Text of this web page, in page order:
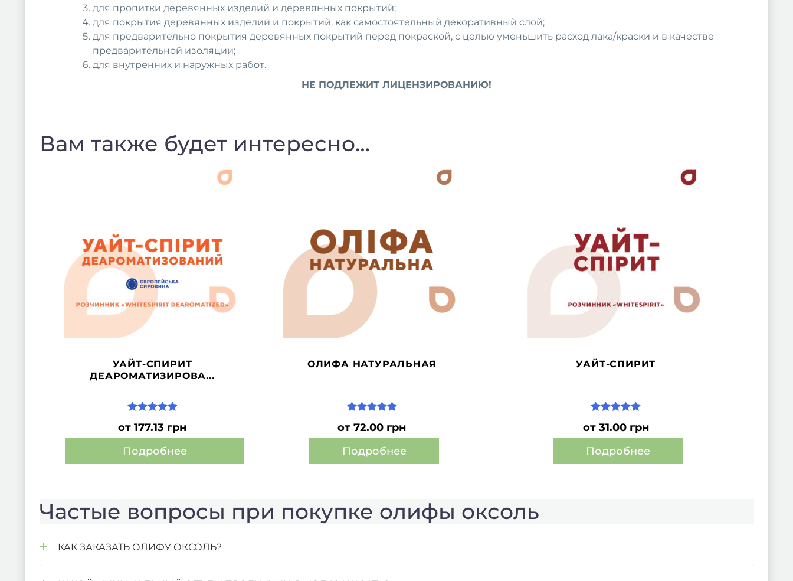
для пропитки деревянных изделий и деревянных покрытий;
для покрытия деревянных изделий и покрытий, как самостоятельный декоративный слой;
для предварительно покрытия деревянных покрытий перед покраской, с целью уменьшить расход лака/краски и в качестве
предварительной изоляции;
для внутренних и наружных работ.
НЕ ПОДЛЕЖИТ ЛИЦЕНЗИРОВАНИЮ!
Вам также будет интересно…
УАЙТ-СПИРИТ
ДЕАРОМАТИЗИРОВА...
от 177.13 грн
Подробнее
имеет
несколько
можно
ОЛИФА НАТУРАЛЬНАЯ
от 72.00 грн
Подробнее
несколько
вариаций.
УАЙТ-СПИРИТ
от 31.00 грн
Подробнее
несколько
Частые вопросы при покупке олифы оксоль
КАК ЗАКАЗАТЬ ОЛИФУ ОКСОЛЬ?